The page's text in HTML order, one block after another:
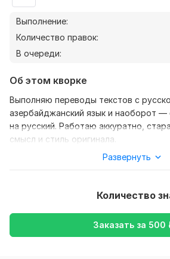
Выполнение:
Количество правок:
В очереди:
Об этом кворке
Выполняю переводы текстов с
азербайджанский язык и наоборот —
на русский. Работаю аккуратно,
смысл и стиль оригинала.
необходимо перевести. Как только
Тематика:
Культура и искусство,
Развернуть
Количество
Заказать за 500